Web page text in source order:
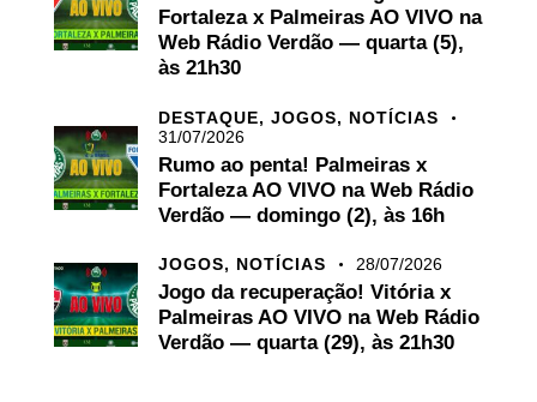
Fortaleza x Palmeiras AO VIVO na
Web Rádio Verdão — quarta (5),
às 21h30
DESTAQUE, JOGOS, NOTÍCIAS
31/07/2026
Rumo ao penta! Palmeiras x
Fortaleza AO VIVO na Web Rádio
Verdão — domingo (2), às 16h
JOGOS, NOTÍCIAS 28/07/2026
Jogo da recuperação! Vitória x
Palmeiras AO VIVO na Web Rádio
Verdão — quarta (29), às 21h30